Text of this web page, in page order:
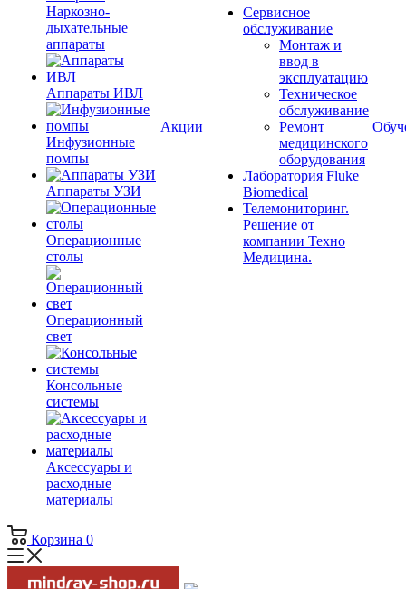
Наркозно-
дыхательные
аппараты
Аппараты ИВЛ
Инфузионные
помпы
Аппараты УЗИ
Операционные
столы
Операционный
свет
Консольные
системы
Аксессуары и
расходные
материалы
Акции
Сервисное
обслуживание
Монтаж и
ввод в
эксплуатацию
Техническое
обслуживание
Ремонт
медицинского
оборудования
Лаборатория Fluke
Biomedical
Телемониторинг.
Решение от
компании Техно
Медицина.
Корзина 0